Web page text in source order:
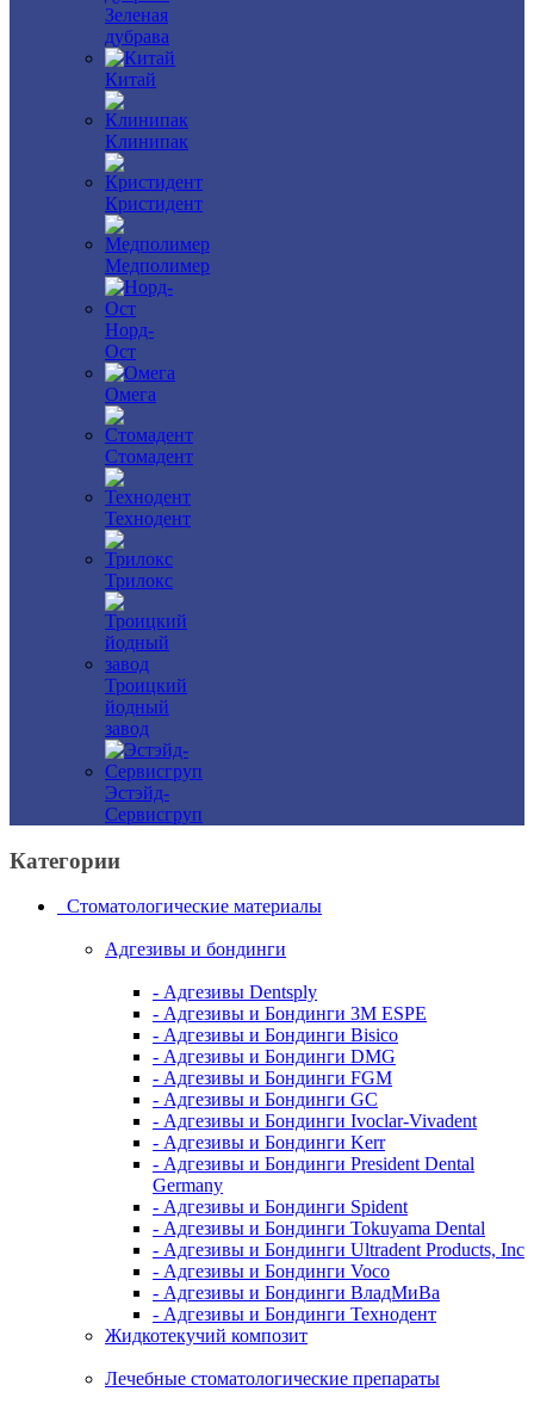
Зеленая
дубрава
Китай
Клинипак
Кристидент
Медполимер
Норд-
Ост
Омега
Стомадент
Технодент
Трилокс
Троицкий
йодный
завод
Эстэйд-
Сервисгруп
Категории
Стоматологические материалы
Адгезивы и бондинги
- Адгезивы Dentsply
- Адгезивы и Бондинги 3M ESPE
- Адгезивы и Бондинги Bisico
- Адгезивы и Бондинги DMG
- Адгезивы и Бондинги FGM
- Адгезивы и Бондинги GC
- Адгезивы и Бондинги Ivoclar-Vivadent
- Адгезивы и Бондинги Kerr
- Адгезивы и Бондинги President Dental
Germany
- Адгезивы и Бондинги Spident
- Адгезивы и Бондинги Tokuyama Dental
- Адгезивы и Бондинги Ultradent Products, Inc
- Адгезивы и Бондинги Voco
- Адгезивы и Бондинги ВладМиВа
- Адгезивы и Бондинги Технодент
Жидкотекучий композит
Лечебные стоматологические препараты